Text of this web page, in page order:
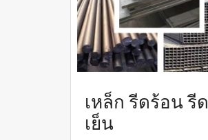
เหล็ก รีดร้อน รีด
เย็น